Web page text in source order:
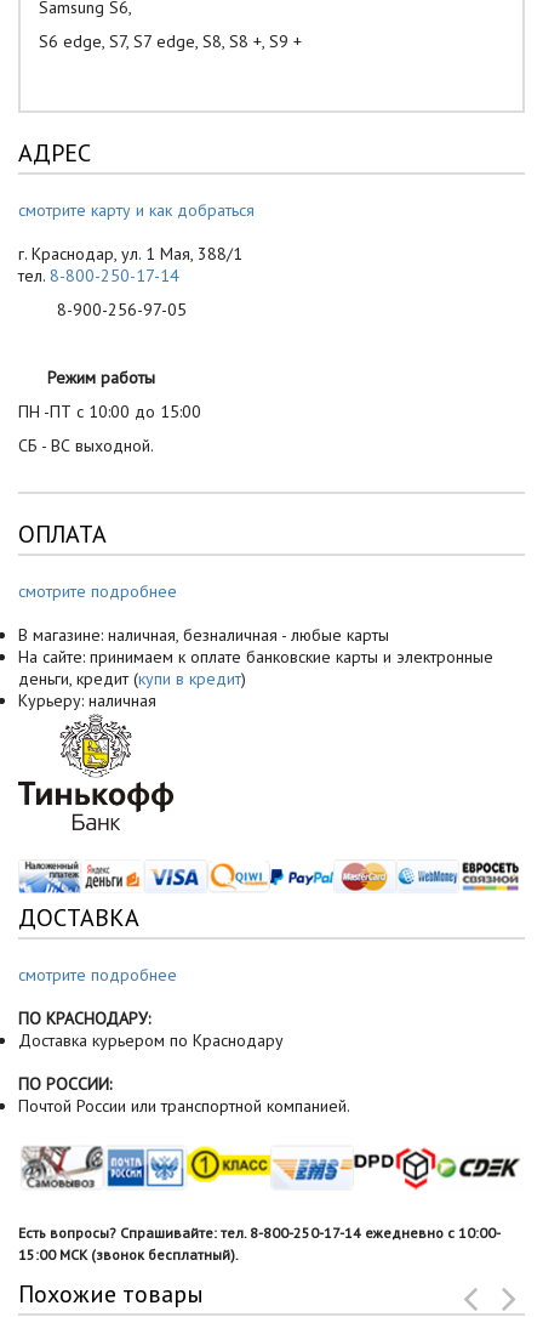
Samsung S6,
S6 edge, S7, S7 edge, S8, S8 +, S9 +
АДРЕС
смотрите карту и как добраться
г. Краснодар, ул. 1 Мая, 388/1
тел. 8-800-250-17-14
8-900-256-97-05
Режим работы
ПН -ПТ с 10:00 до 15:00
СБ - ВС выходной.
ОПЛАТА
смотрите подробнее
В магазине: наличная, безналичная - любые карты
На сайте: принимаем к оплате банковские карты и электронные
деньги, кредит (купи в кредит)
Курьеру: наличная
ДОСТАВКА
смотрите подробнее
ПО КРАСНОДАРУ:
Доставка курьером по Краснодару
ПО РОССИИ:
Почтой России или транспортной компанией.
Есть вопросы? Спрашивайте: тел. 8-800-250-17-14 ежедневно с 10:00-
15:00 МСК (звонок бесплатный).
Похожие товары